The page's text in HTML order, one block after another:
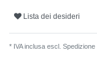
Lista dei desideri
* IVA inclusa escl. Spedizione